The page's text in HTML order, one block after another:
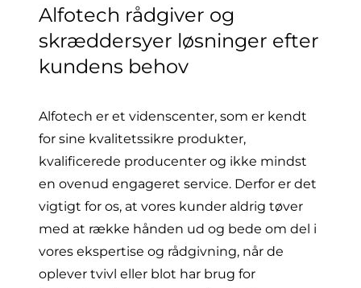
Alfotech rådgiver og
skræddersyer løsninger efter
kundens behov
Alfotech er et videnscenter, som er kendt
for sine kvalitetssikre produkter,
kvalificerede producenter og ikke mindst
en ovenud engageret service. Derfor er det
vigtigt for os, at vores kunder aldrig tøver
med at række hånden ud og bede om del i
vores ekspertise og rådgivning, når de
oplever tvivl eller blot har brug for